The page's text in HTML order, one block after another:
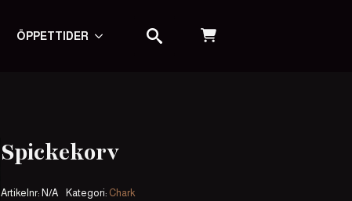
ÖPPETTIDER
Spickekorv
Artikelnr: N/A Kategori: Chark